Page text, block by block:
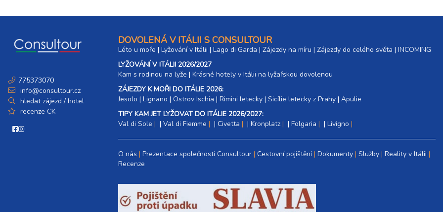
775373070
info@consultour.cz
hledat zájezd / hotel
recenze CK
DOVOLENÁ V ITÁLII S CONSULTOUR
Léto u moře | Lyžování v Itálii | Lago di Garda | Zájezdy na míru | Zájezdy do celého světa | INCOMING
LYŽOVÁNÍ V ITÁLII 2026/2027
Kam s rodinou na lyže |​ Krásné hotely v Itálii na lyžařskou dovolenou
ZÁJEZDY K MOŘI DO ITÁLIE 2026:
Jesolo | Lignano | Ostrov Ischia | Rimini letecky | Sicílie letecky z Prahy | Apulie
TIPY KAM JET LYŽOVAT DO ITÁLIE 2026/2027:
Val di Sole
| Val di Fiemme | Civetta | Kronplatz | Folgaria | Livigno
O nás Prezentace společnosti Consultour Cestovní pojištění Dokumenty Služby Reality v Itálii
Recenze